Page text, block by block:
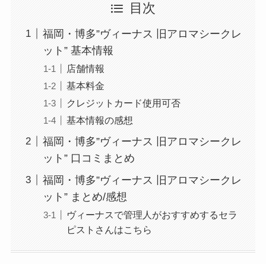
目次
福岡・博多”ヴィーナス 旧アロマシークレ
ット” 基本情報
店舗情報
基本料金
クレジットカード使用可否
基本情報の感想
福岡・博多”ヴィーナス 旧アロマシークレ
ット” 口コミまとめ
福岡・博多”ヴィーナス 旧アロマシークレ
ット” まとめ/感想
ヴィーナスで管理人がおすすめするセラ
ピストさんはこちら